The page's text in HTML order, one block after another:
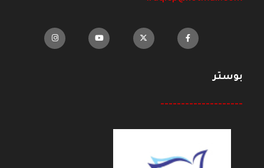
بوستر
--------------------